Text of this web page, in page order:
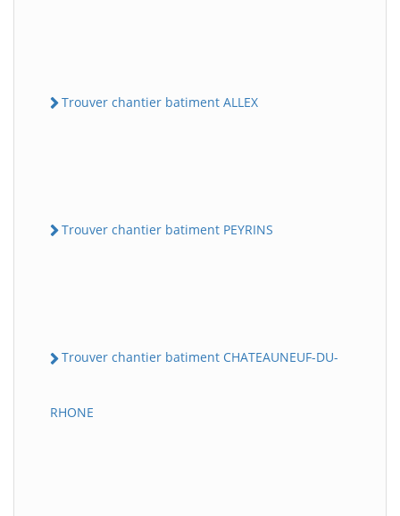
Trouver chantier batiment ALLEX
Trouver chantier batiment PEYRINS
Trouver chantier batiment CHATEAUNEUF-DU-
RHONE